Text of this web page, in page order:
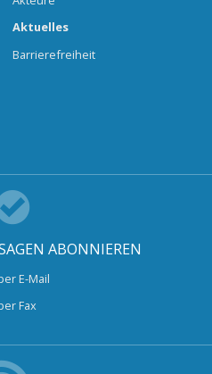
Aktuelles
Barrierefreiheit
ABONNIEREN
E-Mail
Fax